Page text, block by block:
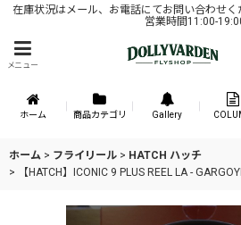
在庫状況はメール、お電話にてお問い合わせ
営業時間11:00-
メニュー
ホーム 商品カテゴリ Gallery
ホーム > フライリール > HATCH ハッチ
>
【HATCH】ICONIC 9 PLUS REEL LA -